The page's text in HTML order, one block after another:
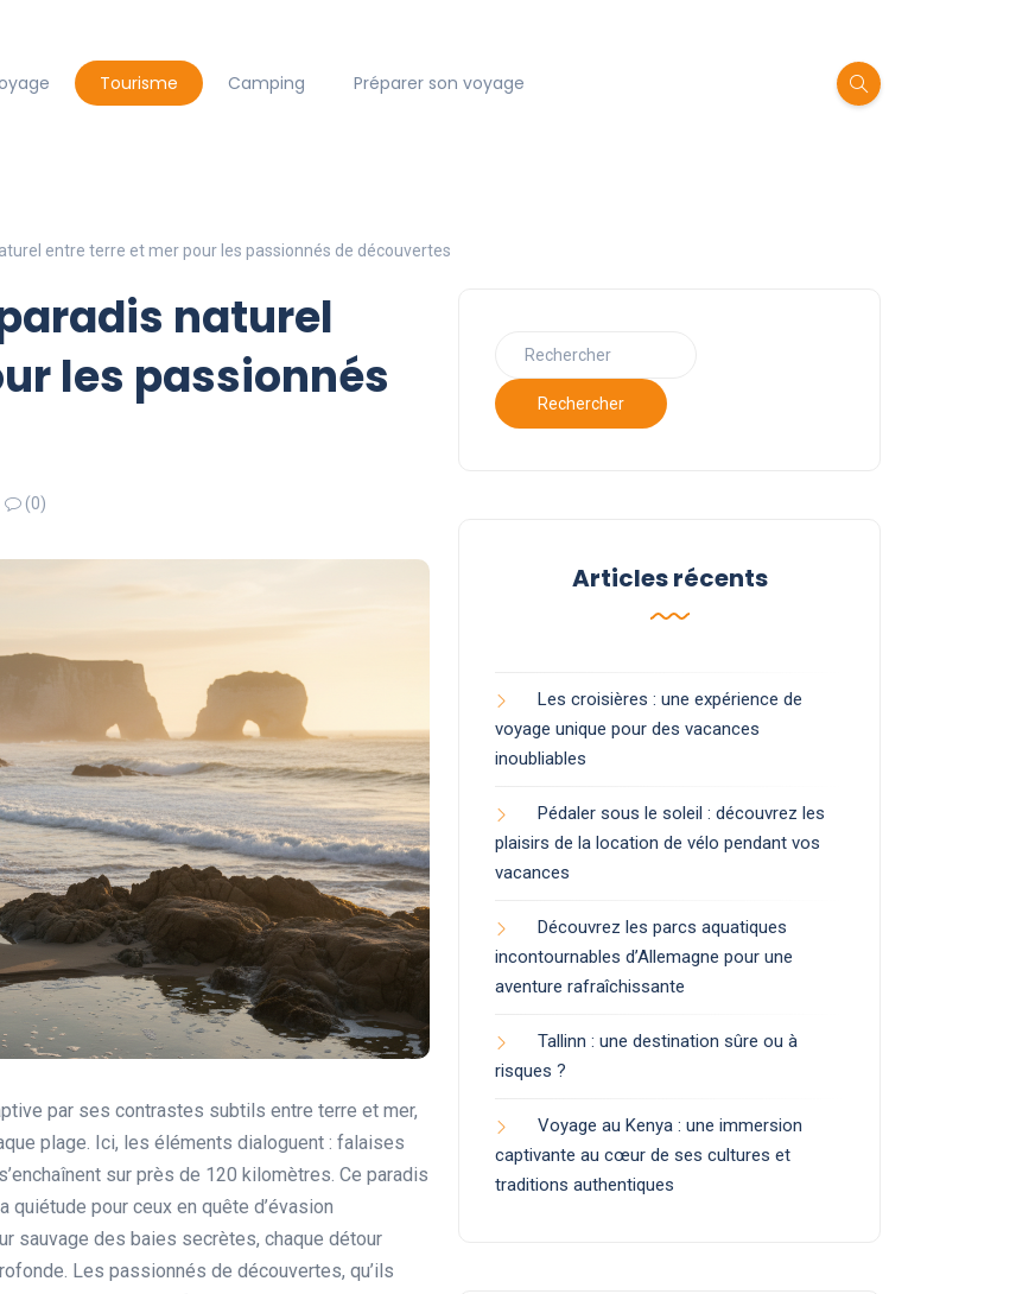
Tourisme Camping Préparer son voyage
entre terre et mer pour les passionnés de découvertes
paradis naturel
les passionnés
(0)
par ses contrastes subtils entre terre et mer,
plage. Ici, les éléments dialoguent : falaises
sur près de 120 kilomètres. Ce paradis
pour ceux en quête d’évasion
sauvage des baies secrètes, chaque détour
Les passionnés de découvertes, qu’ils
Articles récents
Les croisières : une expérience de
voyage unique pour des vacances
inoubliables
Pédaler sous le soleil : découvrez les
plaisirs de la location de vélo pendant vos
vacances
Découvrez les parcs aquatiques
incontournables d’Allemagne pour une
aventure rafraîchissante
Tallinn : une destination sûre ou à
risques ?
Voyage au Kenya : une immersion
captivante au cœur de ses cultures et
traditions authentiques